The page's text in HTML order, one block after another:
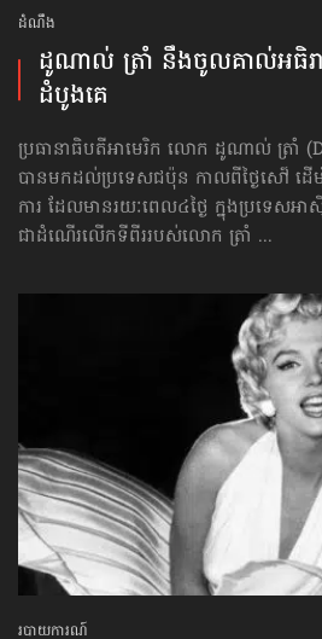
ដំណឹង
ដូណាល់ ត្រាំ នឹង​ចូលគាល់​អធិ
ដំបូងគេ
ប្រធានាធិបតីអាមេរិក លោក ដូណាល់ ត្រាំ
បានមកដល់ប្រទេស​ជប៉ុន កាលពីថ្ងៃសៅ៍ ដើម្
ការ ដែលមានរយៈពេល៤ថ្ងៃ ក្នុងប្រទេសអ
ជាដំណើរលើកទីពីររបស់លោក ត្រាំ ...
របាយការណ៍